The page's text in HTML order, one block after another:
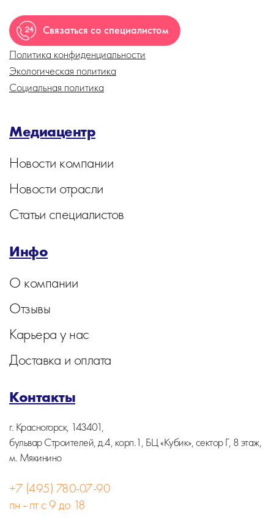
Связаться со специалистом
Политика конфиденциальности
Экологическая политика
Социальная политика
Медиацентр
Новости компании
Новости отрасли
Статьи специалистов
Инфо
О компании
Отзывы
Карьера у нас
Доставка и оплата
Контакты
г. Красногорск, 143401,
бульвар Строителей, д.4, корп.1, БЦ «Кубик», сектор Г, 8 этаж,
м. Мякинино
+7 (495) 780-07-90
пн - пт с 9 до 18